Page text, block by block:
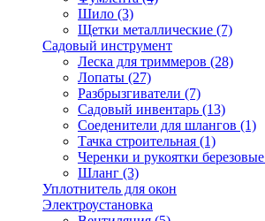
Шило (3)
Щетки металлические (7)
Садовый инструмент
Леска для триммеров (28)
Лопаты (27)
Разбрызгиватели (7)
Садовый инвентарь (13)
Соеденители для шлангов (1)
Тачка строительная (1)
Черенки и рукоятки березовые
Шланг (3)
Уплотнитель для окон
Электроустановка